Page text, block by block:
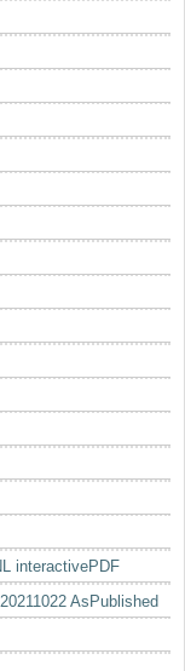
interactivePDF
AsPublished